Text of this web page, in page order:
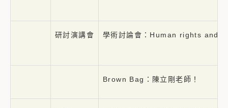
研討演講會 學術討論會：Human rights and
Brown Bag：陳立剛老師！